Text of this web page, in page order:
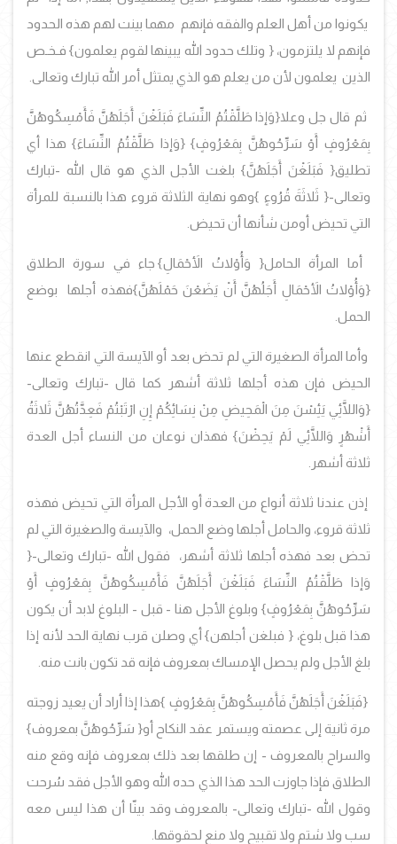
يكونوا من أهل العلم والفقه فإنهم مهما بينت لهم هذه الحدود
فإنهم لا يلتزمون،{ وتلك حدود الله يبينها لقوم يعلمون} فـخـص
الذين يعلمون لأن من يعلم هو الذي يمتثل أمر الله تبارك وتعالى
ثم قال جل وعلا{وَإذا طَلَّقْتُمُ النِّسَاءَ فَبَلَغْنَ أَجَلَهُنَّ فَأَمْسِكُوهُنَّ
بِمَعْرُوفٍ أَوْ سَرِّحُوهُنَّ بِمَعْرُوفٍ} {وَإذا طَلَّقْتُمُ النِّسَاءَ}هذا أي
تطليق{ فَبَلَغْنَ أَجَلَهُنَّ}بلغت الأجل الذي هو قال الله -تبارك
وتعالى-{ ثَلاثَةَ قُرُوءٍ }وهو نهاية الثلاثة قروء هذا بالنسبة للمرأة
التي تحيض أومن شأنها أن تحيض.
أما المرأة الحامل{ وَأُوْلاتُ الأَحْمَالِ}جاء في سورة الطلاق
{وَأُوْلاتُ الأَحْمَالِ أَجَلُهُنَّ أَنْ يَضَعْنَ حَمْلَهُنَّ}فهذه أجلها بوضع
الحمل.
وأما المرأة الصغيرة التي لم تحض بعد أو الآيسة التي انقطع عنها
الحيض فإن هذه أجلها ثلاثة أشهر كما قال -تبارك وتعالى-
{وَاللَّائِي يَئِسْنَ مِنَ الْمَحِيضِ مِنْ نِسَائِكُمْ إِنِ ارْتَبْتُمْ فَعِدَّتُهُنَّ ثَلاثَةُ
أَشْهُرٍ وَاللَّائِي لَمْ يَحِضْنَ}فهذان نوعان من النساء أجل العدة
ثلاثة أشهر.
إذن عندنا ثلاثة أنواع من العدة أو الأجل المرأة التي تحيض فهذه
ثلاثة قروء، والحامل أجلها وضع الحمل، والآيسة والصغيرة التي لم
تحض بعد فهذه أجلها ثلاثة أشهر، فقول الله -تبارك وتعالى-{
وَإذا طَلَّقْتُمُ النِّسَاءَ فَبَلَغْنَ أَجَلَهُنَّ فَأَمْسِكُوهُنَّ بِمَعْرُوفٍ أَوْ
سَرِّحُوهُنَّ بِمَعْرُوفٍ} وبلوغ الأجل هنا - قبل - البلوغ لابد أن يكون
هذا قبل بلوغ،{ فبلغن أجلهن}أي وصلن قرب نهاية الحد لأنه إذا
بلغ الأجل ولم يحصل الإمساك بمعروف فإنه قد تكون بانت منه.
{فَبَلَغْنَ أَجَلَهُنَّ فَأَمْسِكُوهُنَّ بِمَعْرُوفٍ }هذا إذا أراد أن يعيد زوجته
مرة ثانية إلى عصمته ويستمر عقد النكاح أو{ سَرِّحُوهُنَّ بمعروف}
والسراح بالمعروف - إن طلقها بعد ذلك بمعروف فإنه وقع منه
الطلاق فإذا جاوزت الحد هذا الذي حده الله وهو الأجل فقد سُرحت
وقول الله -تبارك وتعالى- بالمعروف وقد بينّا أن هذا ليس معه
سب ولا شتم ولا تقبيح ولا منع لحقوقها.